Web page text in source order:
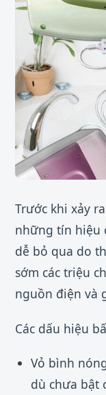
Trước khi xảy
những tín hiệu
dễ bỏ qua do
sớm các triệu
nguồn điện và
Các dấu hiệu
Vỏ bình
dù chưa bật